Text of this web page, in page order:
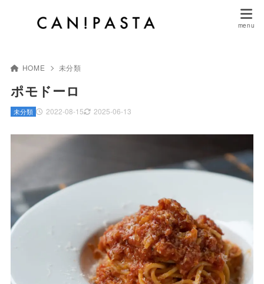
HOME 未分類
ポモドーロ
2022-08-15 2025-06-13
未分類